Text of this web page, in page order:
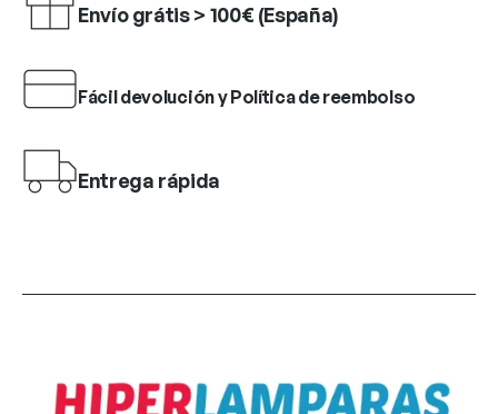
Envío grátis > 100€ (España)
Fácil devolución y Política de reembolso
Entrega rápida